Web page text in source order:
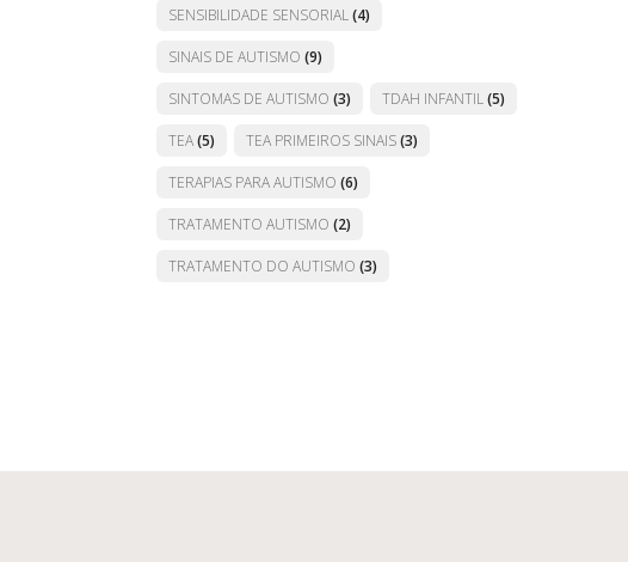
SENSIBILIDADE SENSORIAL(4)
SINAIS DE AUTISMO (9)
SINTOMAS DE AUTISMO (3) TDAH INFANTIL(5)
TEA(5) TEA PRIMEIROS SINAIS(3)
TERAPIAS PARA AUTISMO (6)
TRATAMENTO AUTISMO (2)
TRATAMENTO DO AUTISMO (3)